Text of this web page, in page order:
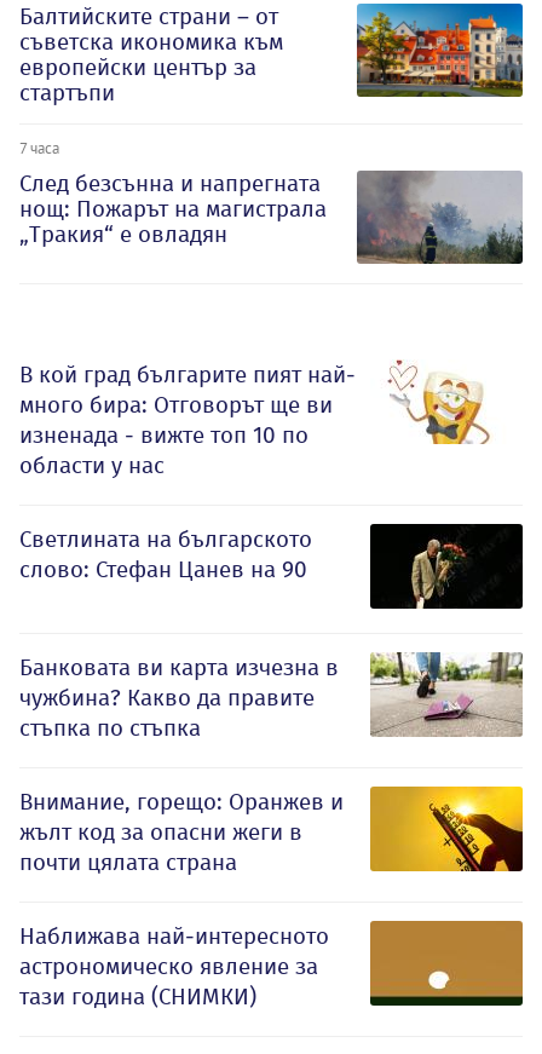
Балтийските страни – от
съветска икономика към
европейски център за
стартъпи
7 часа
След безсънна и напрегната
нощ: Пожарът на магистрала
„Тракия“ е овладян
В кой град българите пият най-
много бира: Отговорът ще ви
изненада - вижте топ 10 по
области у нас
Светлината на българското
слово: Стефан Цанев на 90
Банковата ви карта изчезна в
чужбина? Какво да правите
стъпка по стъпка
Внимание, горещо: Оранжев и
жълт код за опасни жеги в
почти цялата страна
Наближава най-интересното
астрономическо явление за
тази година (СНИМКИ)